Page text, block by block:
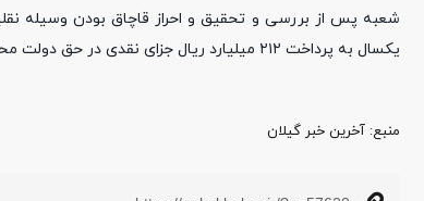
شعبه پس از بررسی و تحقیق و احراز قاچاق بودن وسیله
یکسال به پرداخت ۲۱۲ میلیارد ریال جزای نقدی در حق دولت محکوم کرد.
منبع‌: آخرین خبر گیلان